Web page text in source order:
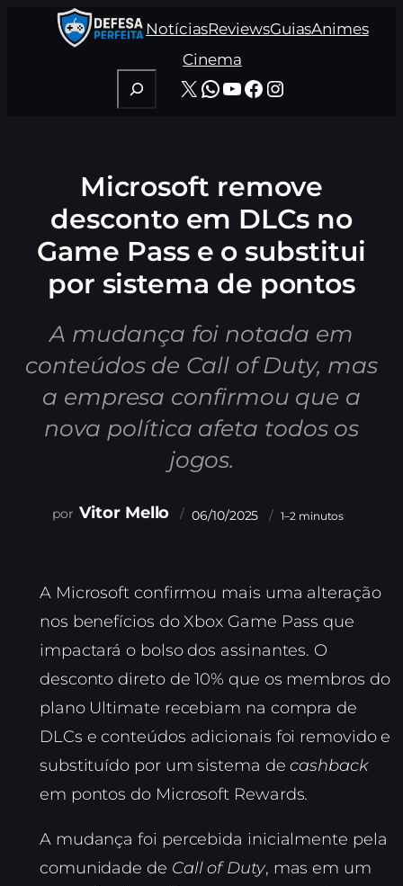
NotíciasReviewsGuiasAnimes
Cinema
Pesquisar
X WhatsApp
Youtube
Facebook
Instagram
Microsoft remove
desconto em DLCs no
Game Pass e o substitui
por sistema de pontos
A mudança foi notada em
conteúdos de Call of Duty, mas
a empresa confirmou que a
nova política afeta todos os
jogos.
Vitor Mello 06/10/2025 1–2 minutos
A Microsoft confirmou mais uma alteração
nos benefícios do Xbox Game Pass que
impactará o bolso dos assinantes. O
desconto direto de 10% que os membros do
plano Ultimate recebiam na compra de
DLCs e conteúdos adicionais foi removido e
substituído por um sistema decashback
em pontos do Microsoft Rewards.
A mudança foi percebida inicialmente pela
comunidade de Call of Duty, mas em um